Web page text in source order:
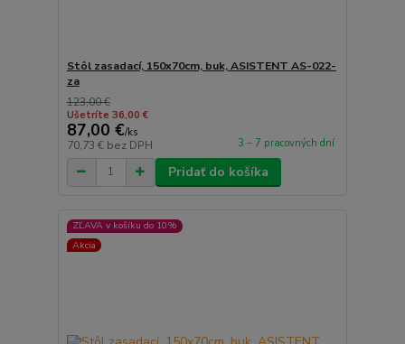
Stôl zasadací, 150x70cm, buk, ASISTENT AS-022-
za
123,00 €
Ušetríte 36,00 €
87,00 €/ks
70,73 € bez DPH 3 – 7 pracovných dní
Pridať do košíka
ZĽAVA v košíku do 10%
Akcia